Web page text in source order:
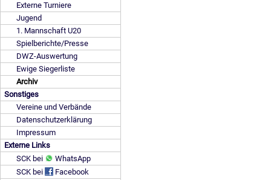
Externe Turniere
Jugend
1. Mannschaft U20
Spielberichte/Presse
DWZ-Auswertung
Ewige Siegerliste
Archiv
Sonstiges
Vereine und Verbände
Datenschutzerklärung
Impressum
Externe Links
SCK bei
WhatsApp
SCK bei
Facebook